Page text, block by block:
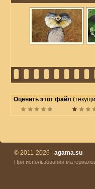
Оценить этот файл
© 2011-2026 | agama.su
При использовании